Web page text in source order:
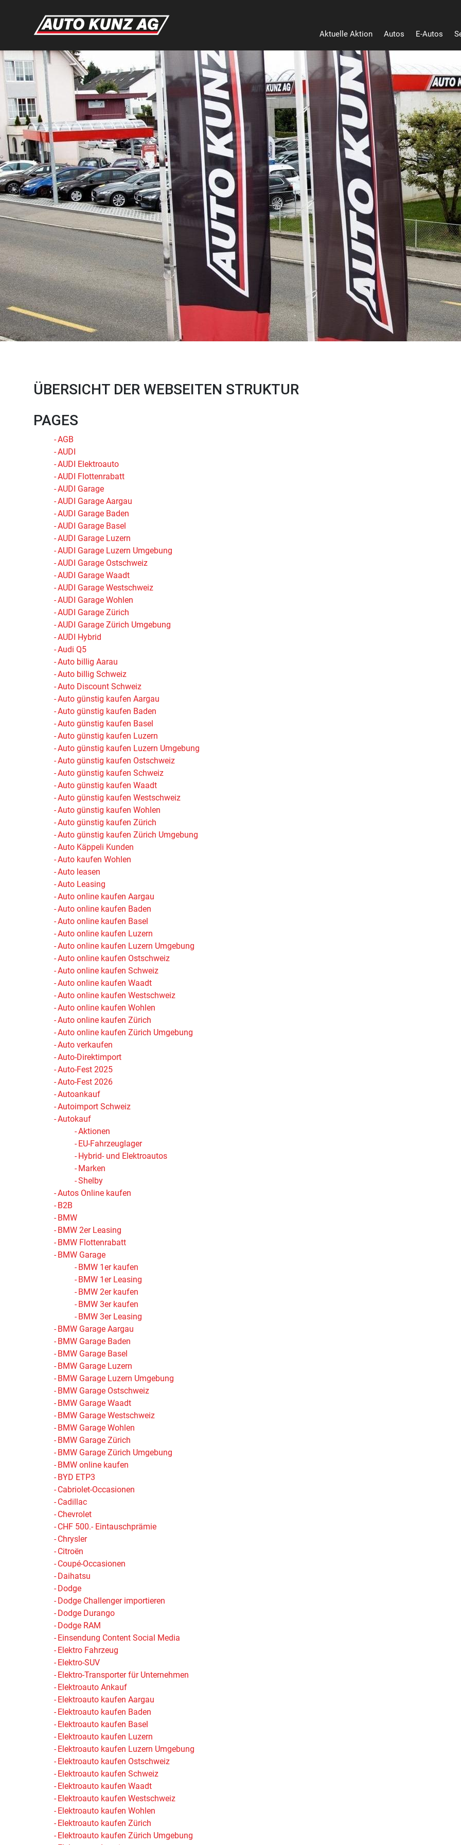
Aktuelle Aktion Autos E-Autos
ÜBERSICHT DER WEBSEITEN STRUKTUR
PAGES
AGB
AUDI
AUDI Elektroauto
AUDI Flottenrabatt
AUDI Garage
AUDI Garage Aargau
AUDI Garage Baden
AUDI Garage Basel
AUDI Garage Luzern
AUDI Garage Luzern Umgebung
AUDI Garage Ostschweiz
AUDI Garage Waadt
AUDI Garage Westschweiz
AUDI Garage Wohlen
AUDI Garage Zürich
AUDI Garage Zürich Umgebung
AUDI Hybrid
Audi Q5
Auto billig Aarau
Auto billig Schweiz
Auto Discount Schweiz
Auto günstig kaufen Aargau
Auto günstig kaufen Baden
Auto günstig kaufen Basel
Auto günstig kaufen Luzern
Auto günstig kaufen Luzern Umgebung
Auto günstig kaufen Ostschweiz
Auto günstig kaufen Schweiz
Auto günstig kaufen Waadt
Auto günstig kaufen Westschweiz
Auto günstig kaufen Wohlen
Auto günstig kaufen Zürich
Auto günstig kaufen Zürich Umgebung
Auto Käppeli Kunden
Auto kaufen Wohlen
Auto leasen
Auto Leasing
Auto online kaufen Aargau
Auto online kaufen Baden
Auto online kaufen Basel
Auto online kaufen Luzern
Auto online kaufen Luzern Umgebung
Auto online kaufen Ostschweiz
Auto online kaufen Schweiz
Auto online kaufen Waadt
Auto online kaufen Westschweiz
Auto online kaufen Wohlen
Auto online kaufen Zürich
Auto online kaufen Zürich Umgebung
Auto verkaufen
Auto-Direktimport
Auto-Fest 2025
Auto-Fest 2026
Autoankauf
Autoimport Schweiz
Autokauf
Aktionen
EU-Fahrzeuglager
Hybrid- und Elektroautos
Marken
Shelby
Autos Online kaufen
B2B
BMW
BMW 2er Leasing
BMW Flottenrabatt
BMW Garage
BMW 1er kaufen
BMW 1er Leasing
BMW 2er kaufen
BMW 3er kaufen
BMW 3er Leasing
BMW Garage Aargau
BMW Garage Baden
BMW Garage Basel
BMW Garage Luzern
BMW Garage Luzern Umgebung
BMW Garage Ostschweiz
BMW Garage Waadt
BMW Garage Westschweiz
BMW Garage Wohlen
BMW Garage Zürich
BMW Garage Zürich Umgebung
BMW online kaufen
BYD ETP3
Cabriolet-Occasionen
Cadillac
Chevrolet
CHF 500.- Eintauschprämie
Chrysler
Citroën
Coupé-Occasionen
Daihatsu
Dodge
Dodge Challenger importieren
Dodge Durango
Dodge RAM
Einsendung Content Social Media
Elektro Fahrzeug
Elektro-SUV
Elektro-Transporter für Unternehmen
Elektroauto Ankauf
Elektroauto kaufen Aargau
Elektroauto kaufen Baden
Elektroauto kaufen Basel
Elektroauto kaufen Luzern
Elektroauto kaufen Luzern Umgebung
Elektroauto kaufen Ostschweiz
Elektroauto kaufen Schweiz
Elektroauto kaufen Waadt
Elektroauto kaufen Westschweiz
Elektroauto kaufen Wohlen
Elektroauto kaufen Zürich
Elektroauto kaufen Zürich Umgebung